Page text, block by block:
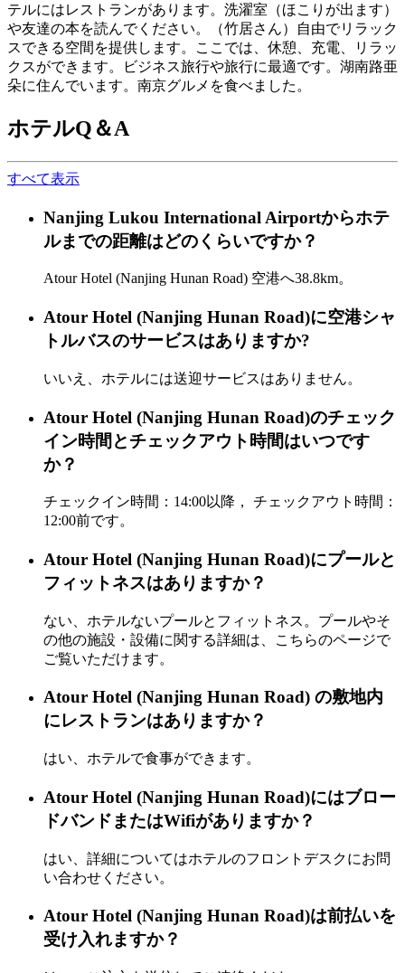
テルにはレストランがあります。洗濯室（ほこりが出ます）
や友達の本を読んでください。（竹居さん）自由でリラック
スできる空間を提供します。ここでは、休憩、充電、リラッ
クスができます。ビジネス旅行や旅行に最適です。湖南路亜
朵に住んでいます。南京グルメを食べました。
ホテルQ＆A
すべて表示
Nanjing Lukou International Airportからホテ
ルまでの距離はどのくらいですか？
Atour Hotel (Nanjing Hunan Road) 空港へ38.8km。
Atour Hotel (Nanjing Hunan Road)に空港シャ
トルバスのサービスはありますか?
いいえ、ホテルには送迎サービスはありません。
Atour Hotel (Nanjing Hunan Road)のチェック
イン時間とチェックアウト時間はいつです
か？
チェックイン時間：14:00以降， チェックアウト時間：
12:00前です。
Atour Hotel (Nanjing Hunan Road)にプールと
フィットネスはありますか？
ない、ホテルないプールとフィットネス。プールやそ
の他の施設・設備に関する詳細は、こちらのページで
ご覧いただけます。
Atour Hotel (Nanjing Hunan Road) の敷地内
にレストランはありますか？
はい、ホテルで食事ができます。
Atour Hotel (Nanjing Hunan Road)にはブロー
ドバンドまたはWifiがありますか？
はい、詳細についてはホテルのフロントデスクにお問
い合わせください。
Atour Hotel (Nanjing Hunan Road)は前払いを
受け入れますか？